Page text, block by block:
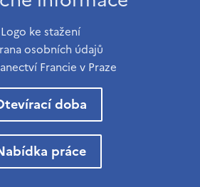
Logo ke stažení
osobních údajů
Francie v Praze
Otevírací doba
Nabídka práce